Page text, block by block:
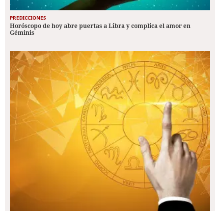
PREDICCIONES
Horóscopo de hoy abre puertas a Libra y complica el amor en
Géminis